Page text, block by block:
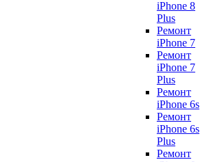
iPhone 8
Plus
Ремонт
iPhone 7
Ремонт
iPhone 7
Plus
Ремонт
iPhone 6s
Ремонт
iPhone 6s
Plus
Ремонт